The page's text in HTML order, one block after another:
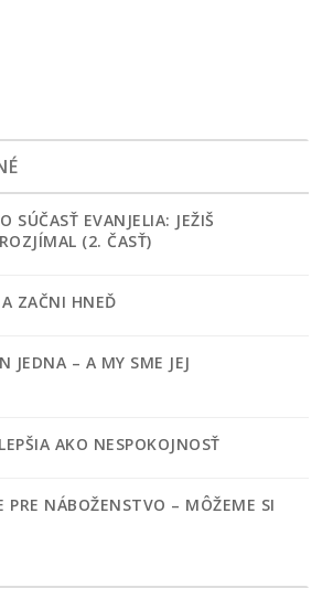
SÚČASŤ EVANJELIA: JEŽIŠ
(2. ČASŤ)
ZAČNI HNEĎ
JEDNA – A MY SME JEJ
AKO NESPOKOJNOSŤ
PRE NÁBOŽENSTVO – MÔŽEME SI